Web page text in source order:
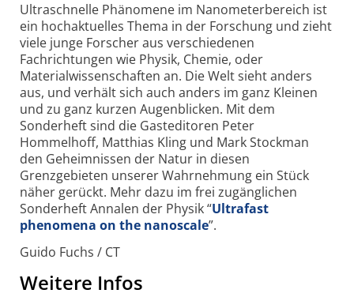
Ultraschnelle Phänomene im Nanometerbereich ist
ein hochaktuelles Thema in der Forschung und zieht
viele junge Forscher aus verschiedenen
Fachrichtungen wie Physik, Chemie, oder
Materialwissenschaften an. Die Welt sieht anders
aus, und verhält sich auch anders im ganz Kleinen
und zu ganz kurzen Augenblicken. Mit dem
Sonderheft sind die Gasteditoren Peter
Hommelhoff, Matthias Kling und Mark Stockman
den Geheimnissen der Natur in diesen
Grenzgebieten unserer Wahrnehmung ein Stück
näher gerückt. Mehr dazu im frei zugänglichen
Sonderheft Annalen der Physik “Ultrafast
phenomena on the nanoscale”.
Guido Fuchs / CT
Weitere Infos